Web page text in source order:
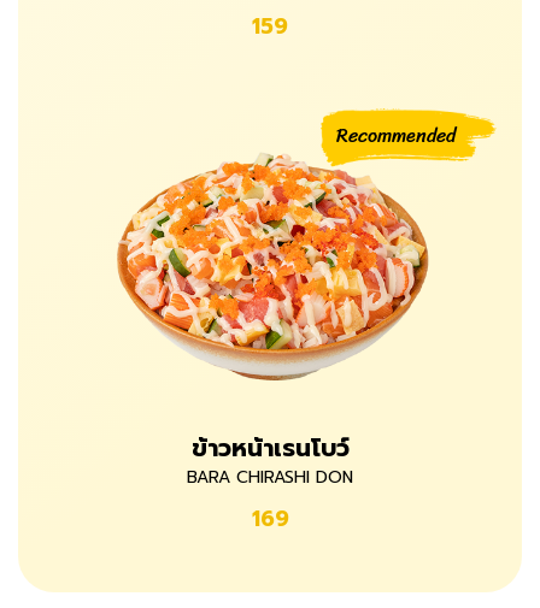
159
Recommended
ข้าวหน้าเรนโบว์
BARA CHIRASHI DON
169